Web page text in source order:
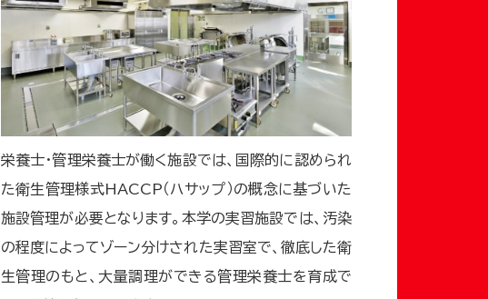
栄養士・管理栄養士が働く施設では、国際的に認められ
た衛生管理様式HACCP（ハサップ）の概念に基づいた
施設管理が必要となります。本学の実習施設では、汚染
の程度によってゾーン分けされた実習室で、徹底した衛
生管理のもと、大量調理ができる管理栄養士を育成で